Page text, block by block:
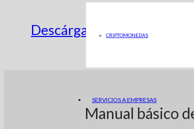
CRIPTOMONEDAS
SERVICIOS A EMPRESAS
Descárgate GRATIS el
Manual básico